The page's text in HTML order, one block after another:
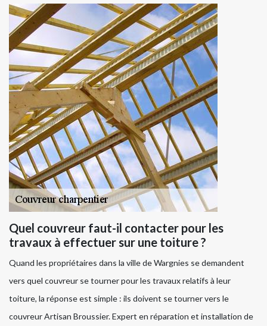
Quel couvreur faut-il contacter pour les
travaux à effectuer sur une toiture ?
Quand les propriétaires dans la ville de Wargnies se demandent
vers quel couvreur se tourner pour les travaux relatifs à leur
toiture, la réponse est simple : ils doivent se tourner vers le
couvreur Artisan Broussier. Expert en réparation et installation de